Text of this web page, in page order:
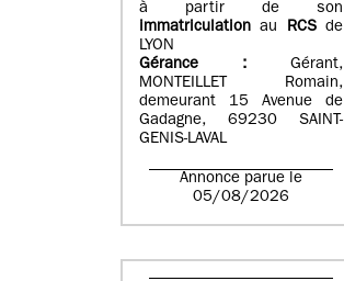
à partir de son
immatriculation au RCSde
LYON
Gérance :
Gérant,
MONTEILLET Romain,
demeurant 15 Avenue de
Gadagne, 69230 SAINT-
GENIS-LAVAL
Annonce parue le
05/08/2026